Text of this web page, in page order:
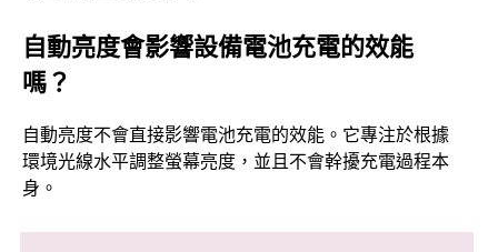
自動亮度會影響設備電池充電的效能
嗎？
自動亮度不會直接影響電池充電的效能。它專注於根據
環境光線水平調整螢幕亮度，並且不會幹擾充電過程本
身。